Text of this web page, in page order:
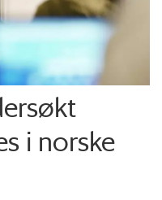
i norske